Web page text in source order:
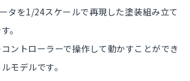
タを1/24スケールで再現した塗装組み立て
。
ントローラーで操作して動かすことができ
モデルです。